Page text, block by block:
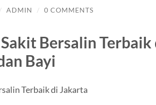
/ ADMIN / 0 COMMENTS
Bersalin
Bayi
Terbaik di Jakarta